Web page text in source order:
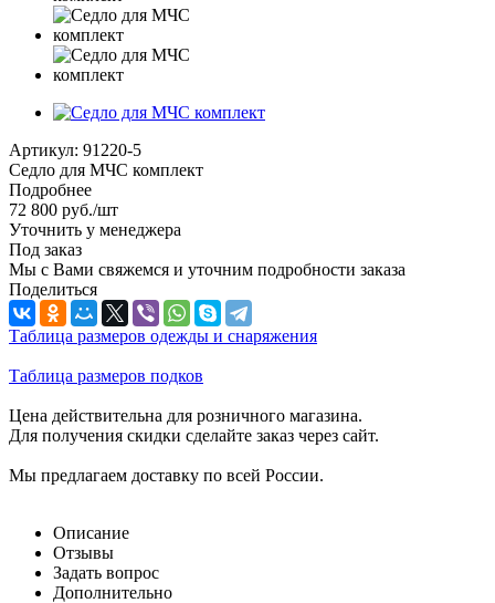
Артикул: 91220-5
Седло для МЧС комплект
Подробнее
72 800 руб./шт
Уточнить у менеджера
Под заказ
Мы с Вами свяжемся и уточним подробности заказа
Поделиться
Таблица размеров одежды и снаряжения
Таблица размеров подков
Цена действительна для розничного магазина.
Для получения скидки сделайте заказ через сайт.
Мы предлагаем доставку по всей России.
Описание
Отзывы
Задать вопрос
Дополнительно